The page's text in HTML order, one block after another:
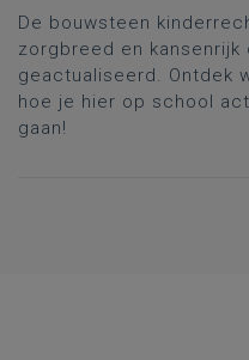
De bouwsteen
zorgbreed en kansenrijk
geactualiseerd. Ontdek
hoe je hier op school
gaan!